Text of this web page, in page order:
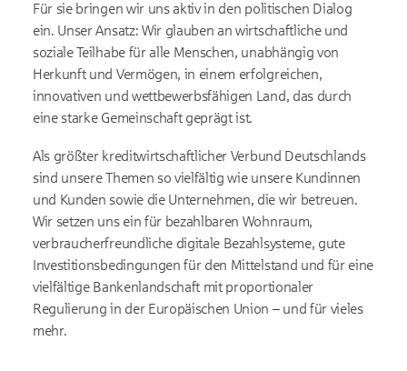
Für sie bringen wir uns aktiv in den politischen Dialog
ein. Unser Ansatz: Wir glauben an wirtschaftliche und
soziale Teilhabe für alle Menschen, unabhängig von
Herkunft und Vermögen, in einem erfolgreichen,
innovativen und wettbewerbsfähigen Land, das durch
eine starke Gemeinschaft geprägt ist.
Als größter kreditwirtschaftlicher Verbund Deutschlands
sind unsere Themen so vielfältig wie unsere Kundinnen
und Kunden sowie die Unternehmen, die wir betreuen.
Wir setzen uns ein für bezahlbaren Wohnraum,
verbraucherfreundliche digitale Bezahlsysteme, gute
Investitionsbedingungen für den Mittelstand und für eine
vielfältige Bankenlandschaft mit proportionaler
Regulierung in der Europäischen Union – und für vieles
mehr.